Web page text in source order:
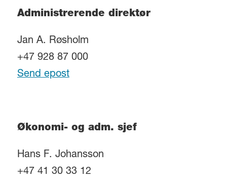
Administrerende direktør
Jan A. Røsholm
+47 928 87 000
Send epost
Økonomi- og adm. sjef
Hans F. Johansson
+47 41 30 33 12